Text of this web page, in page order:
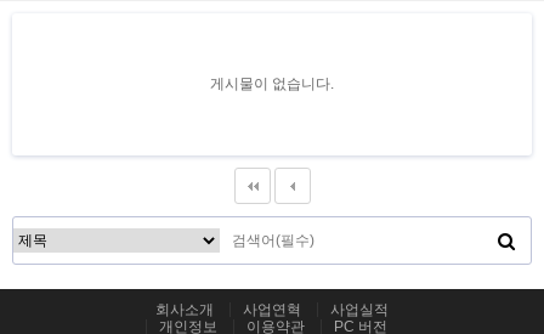
게시물이 없습니다.
회사소개 사업연혁
사업실적
개인정보
이용약관 PC 버전